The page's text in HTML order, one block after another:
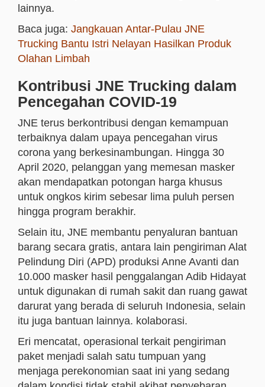
lainnya.
Baca juga: Jangkauan Antar-Pulau JNE
Trucking Bantu Istri Nelayan Hasilkan Produk
Olahan Limbah
Kontribusi JNE Trucking dalam
Pencegahan COVID-19
JNE terus berkontribusi dengan kemampuan
terbaiknya dalam upaya pencegahan virus
corona yang berkesinambungan. Hingga 30
April 2020, pelanggan yang memesan masker
akan mendapatkan potongan harga khusus
untuk ongkos kirim sebesar lima puluh persen
hingga program berakhir.
Selain itu, JNE membantu penyaluran bantuan
barang secara gratis, antara lain pengiriman Alat
Pelindung Diri (APD) produksi Anne Avanti dan
10.000 masker hasil penggalangan Adib Hidayat
untuk digunakan di rumah sakit dan ruang gawat
darurat yang berada di seluruh Indonesia, selain
itu juga bantuan lainnya. kolaborasi.
Eri mencatat, operasional terkait pengiriman
paket menjadi salah satu tumpuan yang
menjaga perekonomian saat ini yang sedang